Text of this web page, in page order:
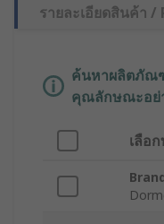
รายละเอียดสินค้า
ค้นหาผลิตภัณ
คุณลักษณะอย่
เลือ